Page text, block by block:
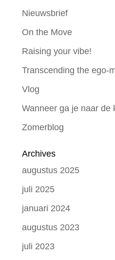
Nieuwsbrief
On the Move
Raising your vibe!
Transcending the ego-
Vlog
Wanneer ga je naar de
Zomerblog
Archives
augustus 2025
juli 2025
januari 2024
augustus 2023
juli 2023